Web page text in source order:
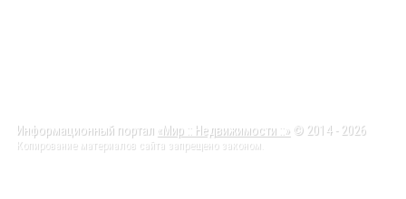
Информационный портал «Мир :: Недвижимости ::» © 2014 - 2026
Копирование материалов сайта запрещено законом.